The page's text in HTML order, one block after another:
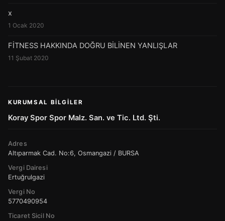
x
1 Ocak 2020
FİTNESS HAKKINDA DOĞRU BİLİNEN YANLIŞLAR
11 Şubat 2020
KURUMSAL BILGILER
Koray Spor Spor Malz. San. ve Tic. Ltd. Şti.
Adres
Altıparmak Cad. No:6, Osmangazi / BURSA
Vergi Dairesi
Ertuğrulgazi
Vergi No
5770490954
Ticaret Sicil No